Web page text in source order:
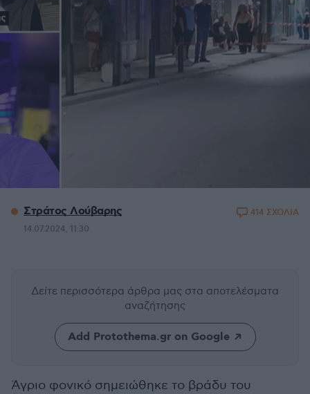
Στράτος Λούβαρης
14.07.2024, 11:30
414 ΣΧΟΛΙΑ
Δείτε περισσότερα άρθρα μας στα αποτελέσματα
αναζήτησης
Add Protothema.gr on Google
Άγριο φονικό σημειώθηκε το βράδυ του